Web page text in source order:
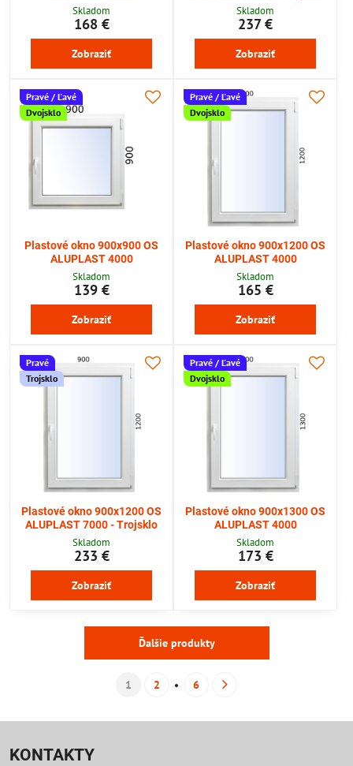
Skladom
168 €
Zobraziť
Skladom
237 €
Zobraziť
Pravé / Ľavé
Dvojsklo
Plastové okno 900x900 OS
ALUPLAST 4000
Skladom
139 €
Zobraziť
Pravé / Ľavé
Dvojsklo
Plastové okno 900x1200 OS
ALUPLAST 4000
Skladom
165 €
Zobraziť
Pravé
Trojsklo
Plastové okno 900x1200 OS
ALUPLAST 7000 - Trojsklo
Skladom
233 €
Zobraziť
Pravé / Ľavé
Dvojsklo
Plastové okno 900x1300 OS
ALUPLAST 4000
Skladom
173 €
Zobraziť
Ďalšie produkty
1 2 6
KONTAKTY